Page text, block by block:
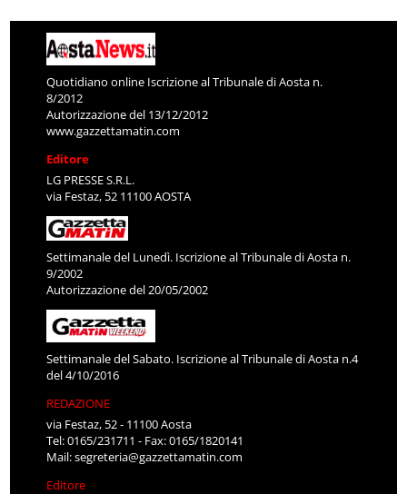
Quotidiano online Iscrizione al Tribunale di Aosta n.
8/2012
Autorizzazione del 13/12/2012
www.gazzettamatin.com
Editore
LG PRESSE S.R.L.
via Festaz, 52 11100 AOSTA
Settimanale del Lunedì. Iscrizione al Tribunale di Aosta n.
9/2002
Autorizzazione del 20/05/2002
Settimanale del Sabato. Iscrizione al Tribunale di Aosta n.4
del 4/10/2016
REDAZIONE
via Festaz, 52 - 11100 Aosta
Tel: 0165/231711 - Fax: 0165/1820141
Mail:segreteria@gazzettamatin.com
Editore